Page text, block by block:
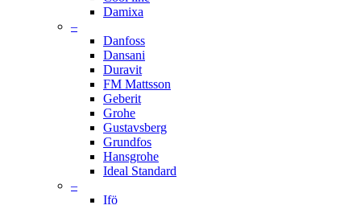
Damixa
–
Danfoss
Dansani
Duravit
FM Mattsson
Geberit
Grohe
Gustavsberg
Grundfos
Hansgrohe
Ideal Standard
–
Ifö